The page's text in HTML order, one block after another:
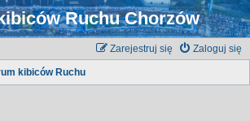
Ruchu Chorzów
Zaloguj się
Zarejestruj się
kibiców Ruchu